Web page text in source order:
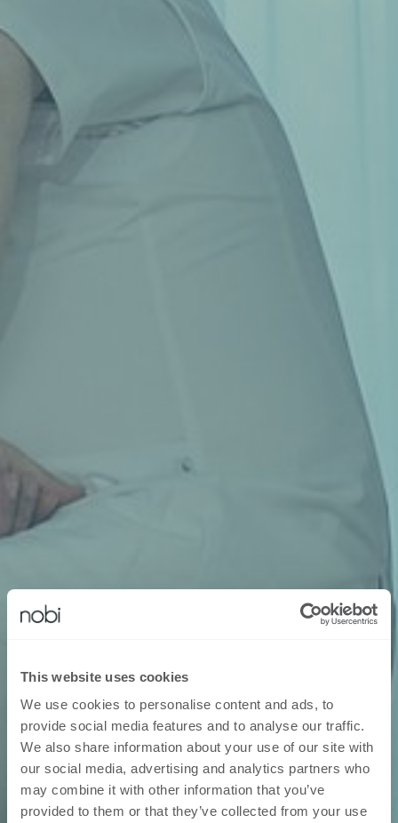
This website uses cookies
We use cookies to personalise content and ads, to
provide social media features and to analyse our traffic.
We also share information about your use of our site with
our social media, advertising and analytics partners who
may combine it with other information that you’ve
provided to them or that they’ve collected from your use